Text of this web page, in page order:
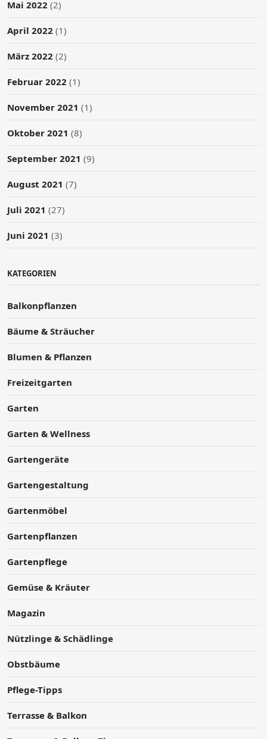
Mai 2022 (2)
April 2022 (1)
März 2022 (2)
Februar 2022 (1)
November 2021 (1)
Oktober 2021 (8)
September 2021 (9)
August 2021 (7)
Juli 2021 (27)
Juni 2021 (3)
KATEGORIEN
Balkonpflanzen
Bäume & Sträucher
Blumen & Pflanzen
Freizeitgarten
Garten
Garten & Wellness
Gartengeräte
Gartengestaltung
Gartenmöbel
Gartenpflanzen
Gartenpflege
Gemüse & Kräuter
Magazin
Nützlinge & Schädlinge
Obstbäume
Pflege-Tipps
Terrasse & Balkon